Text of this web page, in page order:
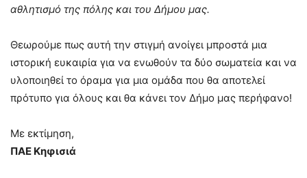
αθλητισμό της πόλης και του Δήμου μας.
Θεωρούμε πως αυτή την στιγμή ανοίγει μπροστά μια
ιστορική ευκαιρία για να ενωθούν τα δύο σωματεία και να
υλοποιηθεί το όραμα για μια ομάδα που θα αποτελεί
πρότυπο για όλους και θα κάνει τον Δήμο μας περήφανο!
Με εκτίμηση,
ΠΑΕ Κηφισιά